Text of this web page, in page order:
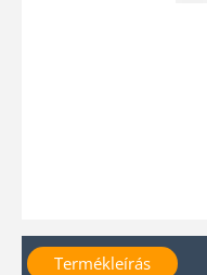
Termékleírás